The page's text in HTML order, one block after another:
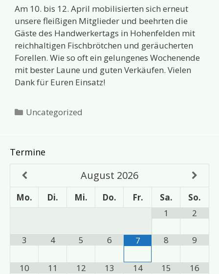
Am 10. bis 12. April mobilisierten sich erneut
unsere fleißigen Mitglieder und beehrten die
Gäste des Handwerkertags in Hohenfelden mit
reichhaltigen Fischbrötchen und geräucherten
Forellen. Wie so oft ein gelungenes Wochenende
mit bester Laune und guten Verkäufen. Vielen
Dank für Euren Einsatz!
Kategorien
Uncategorized
Termine
August 2026
Mo. Di. Mi. Do. Fr. Sa.
So.
1
2
3 4 5 6 7 8 9
10 11 12 13 14 15 16